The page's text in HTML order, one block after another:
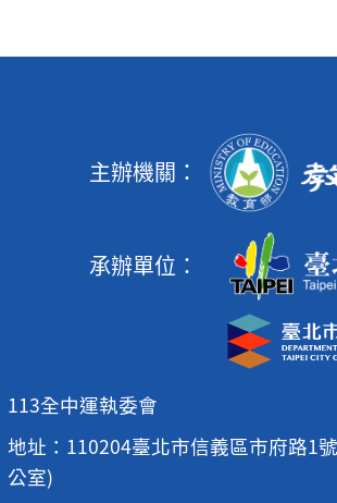
主辦機關：
承辦單位：
113全中運執委會
地址：110204臺北市信義區市府路1
公室)